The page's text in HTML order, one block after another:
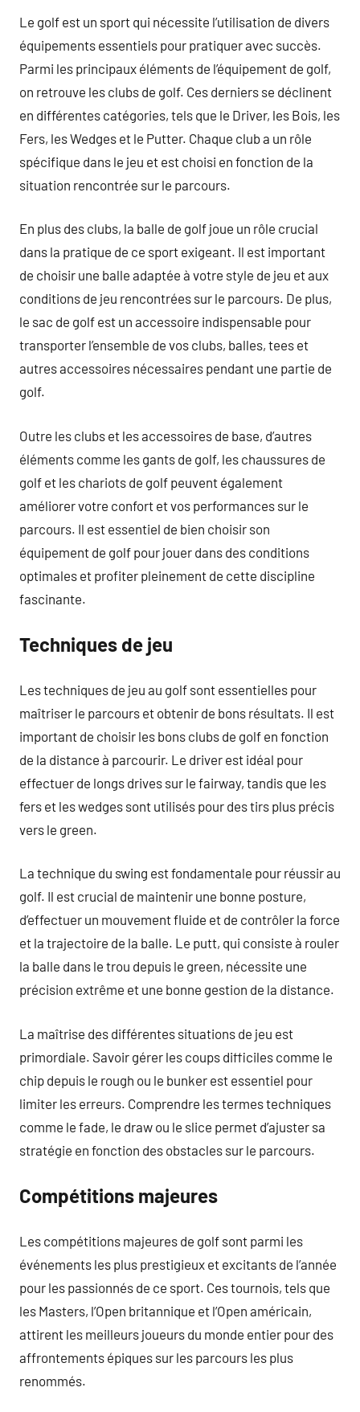
Le golf est un sport qui nécessite l’utilisation de divers
équipements essentiels pour pratiquer avec succès.
Parmi les principaux éléments de l’équipement de golf,
on retrouve les clubs de golf. Ces derniers se déclinent
en différentes catégories, tels que le Driver, les Bois, les
Fers, les Wedges et le Putter. Chaque club a un rôle
spécifique dans le jeu et est choisi en fonction de la
situation rencontrée sur le parcours.
En plus des clubs, la balle de golf joue un rôle crucial
dans la pratique de ce sport exigeant. Il est important
de choisir une balle adaptée à votre style de jeu et aux
conditions de jeu rencontrées sur le parcours. De plus,
le sac de golf est un accessoire indispensable pour
transporter l’ensemble de vos clubs, balles, tees et
autres accessoires nécessaires pendant une partie de
golf.
Outre les clubs et les accessoires de base, d’autres
éléments comme les gants de golf, les chaussures de
golf et les chariots de golf peuvent également
améliorer votre confort et vos performances sur le
parcours. Il est essentiel de bien choisir son
équipement de golf pour jouer dans des conditions
optimales et profiter pleinement de cette discipline
fascinante.
Techniques de jeu
Les techniques de jeu au golf sont essentielles pour
maîtriser le parcours et obtenir de bons résultats. Il est
important de choisir les bons clubs de golf en fonction
de la distance à parcourir. Le driver est idéal pour
effectuer de longs drives sur le fairway, tandis que les
fers et les wedges sont utilisés pour des tirs plus précis
vers le green.
La technique du swing est fondamentale pour réussir au
golf. Il est crucial de maintenir une bonne posture,
d’effectuer un mouvement fluide et de contrôler la force
et la trajectoire de la balle. Le putt, qui consiste à rouler
la balle dans le trou depuis le green, nécessite une
précision extrême et une bonne gestion de la distance.
La maîtrise des différentes situations de jeu est
primordiale. Savoir gérer les coups difficiles comme le
chip depuis le rough ou le bunker est essentiel pour
limiter les erreurs. Comprendre les termes techniques
comme le fade, le draw ou le slice permet d’ajuster sa
stratégie en fonction des obstacles sur le parcours.
Compétitions majeures
Les compétitions majeures de golf sont parmi les
événements les plus prestigieux et excitants de l’année
pour les passionnés de ce sport. Ces tournois, tels que
les Masters, l’Open britannique et l’Open américain,
attirent les meilleurs joueurs du monde entier pour des
affrontements épiques sur les parcours les plus
renommés.